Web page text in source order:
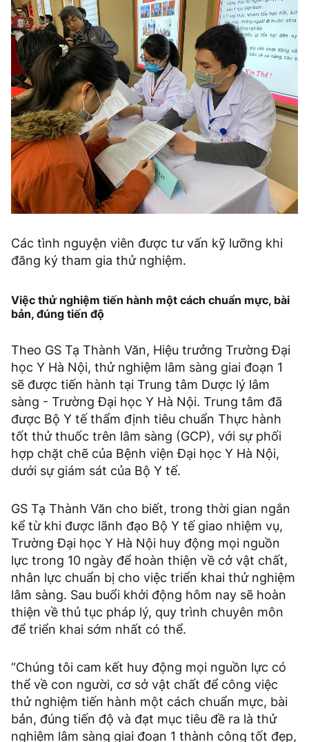
Các tình nguyện viên được tư vấn kỹ lưỡng khi
đăng ký tham gia thử nghiệm.
Việc thử nghiệm tiến hành một cách chuẩn mực, bài
bản, đúng tiến độ
Theo GS Tạ Thành Văn, Hiệu trưởng Trường Đại
học Y Hà Nội, thử nghiệm lâm sàng giai đoạn 1
sẽ được tiến hành tại Trung tâm Dược lý lâm
sàng - Trường Đại học Y Hà Nội. Trung tâm đã
được Bộ Y tế thẩm định tiêu chuẩn Thực hành
tốt thử thuốc trên lâm sàng (GCP), với sự phối
hợp chặt chẽ của Bệnh viện Đại học Y Hà Nội,
dưới sự giám sát của Bộ Y tế.
GS Tạ Thành Văn cho biết, trong thời gian ngắn
kể từ khi được lãnh đạo Bộ Y tế giao nhiệm vụ,
Trường Đại học Y Hà Nội huy động mọi nguồn
lực trong 10 ngày để hoàn thiện về cở vật chất,
nhân lực chuẩn bị cho việc triển khai thử nghiệm
lâm sàng. Sau buổi khởi động hôm nay sẽ hoàn
thiện về thủ tục pháp lý, quy trình chuyên môn
để triển khai sớm nhất có thể.
“Chúng tôi cam kết huy động mọi nguồn lực có
thể về con người, cơ sở vật chất để công việc
thử nghiệm tiến hành một cách chuẩn mực, bài
bản, đúng tiến độ và đạt mục tiêu đề ra là thử
nghiệm lâm sàng giai đoạn 1 thành công tốt đẹp,